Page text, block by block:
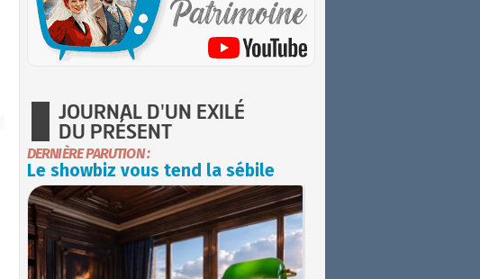
JOURNAL D'UN EXILÉ
DU PRÉSENT
DERNIÈRE PARUTION :
Le showbiz vous tend la sébile